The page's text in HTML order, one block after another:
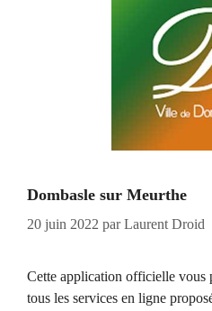
Dombasle sur Meurthe
20 juin 2022 parLaurent Droid
Cette application officielle vous
tous les services en ligne